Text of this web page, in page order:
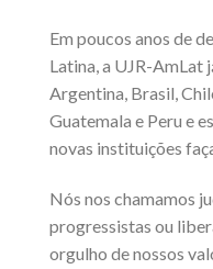
Em poucos anos de
Latina, a UJR-AmLat
Argentina, Brasil,
Guatemala e Peru e
novas instituições
Nós nos chamamos
progressistas ou
orgulho de nossos